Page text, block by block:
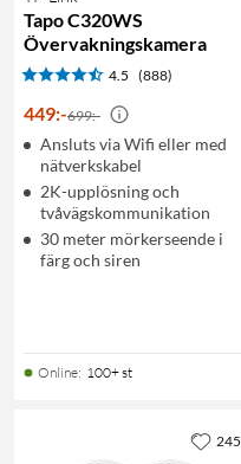
Tapo C320WS
Övervakningskamera
4.5 (888)
449:-699:-
Ansluts via Wifi eller med
nätverkskabel
2K-upplösning och
tvåvägskommunikation
30 meter mörkerseende i
färg och siren
Online: 100+ st
245